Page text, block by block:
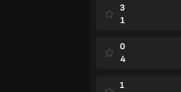
3
1
0
4
1